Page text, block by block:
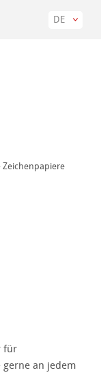
DE
Zeichenpapiere
für
an jedem